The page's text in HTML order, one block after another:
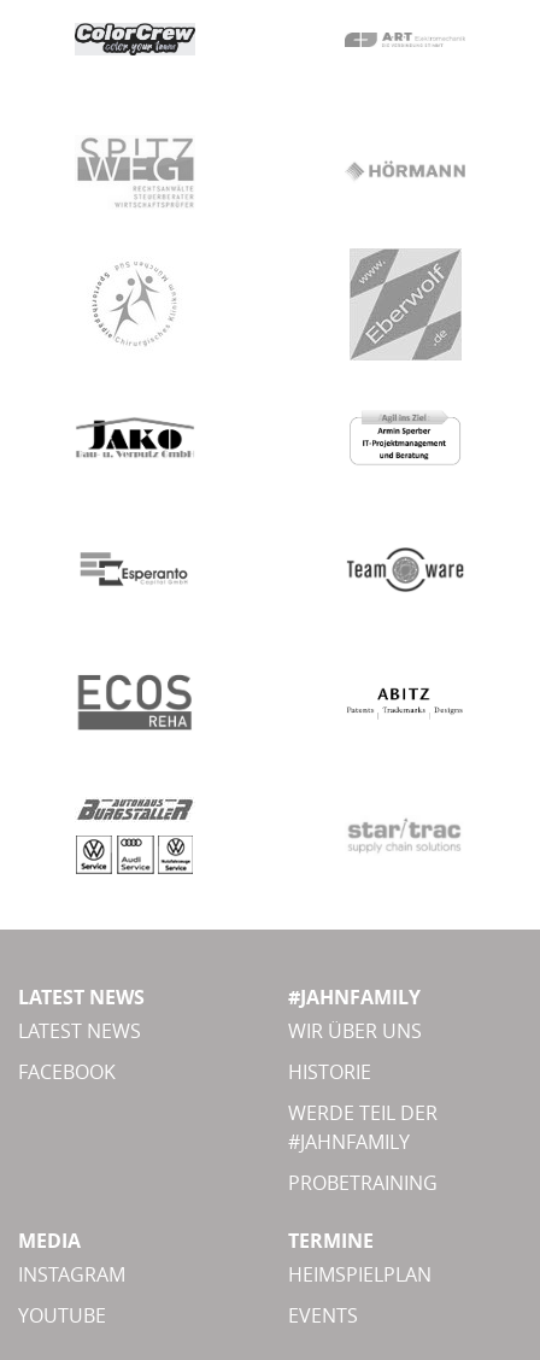
LATEST NEWS
LATEST NEWS
FACEBOOK
#JAHNFAMILY
WIR ÜBER UNS
HISTORIE
WERDE TEIL DER
#JAHNFAMILY
PROBETRAINING
MEDIA
INSTAGRAM
YOUTUBE
TERMINE
HEIMSPIELPLAN
EVENTS